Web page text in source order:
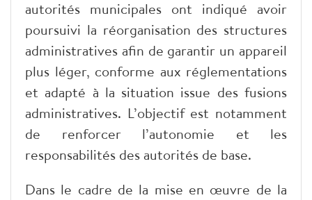
autorités municipales ont indiqué avoir
poursuivi la réorganisation des structures
administratives afin de garantir un appareil
plus léger, conforme aux réglementations
et adapté à la situation issue des fusions
administratives. L’objectif est notamment
de renforcer l’autonomie et les
responsabilités des autorités de base.
Dans le cadre de la mise en œuvre de la